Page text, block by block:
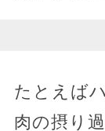
たとえば
肉の摂り